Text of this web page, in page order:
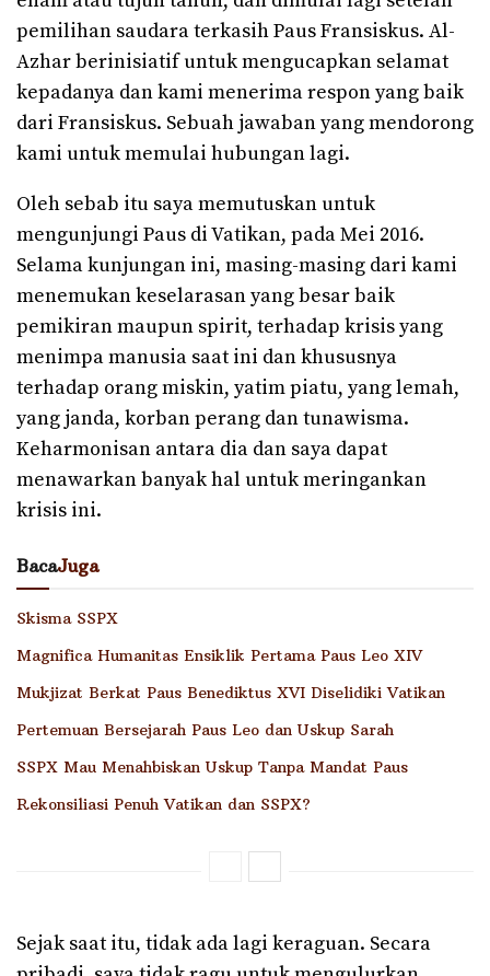
pemilihan saudara terkasih Paus Fransiskus. Al-
Azhar berinisiatif untuk mengucapkan selamat
kepadanya dan kami menerima respon yang baik
dari Fransiskus. Sebuah jawaban yang mendorong
kami untuk memulai hubungan lagi.
Oleh sebab itu saya memutuskan untuk
mengunjungi Paus di Vatikan, pada Mei 2016.
Selama kunjungan ini, masing-masing dari kami
menemukan keselarasan yang besar baik
pemikiran maupun spirit, terhadap krisis yang
menimpa manusia saat ini dan khususnya
terhadap orang miskin, yatim piatu, yang lemah,
yang janda, korban perang dan tunawisma.
Keharmonisan antara dia dan saya dapat
menawarkan banyak hal untuk meringankan
krisis ini.
BacaJuga
Skisma SSPX
Magnifica Humanitas Ensiklik Pertama Paus Leo XIV
Mukjizat Berkat Paus Benediktus XVI Diselidiki Vatikan
Pertemuan Bersejarah Paus Leo dan Uskup Sarah
SSPX Mau Menahbiskan Uskup Tanpa Mandat Paus
Rekonsiliasi Penuh Vatikan dan SSPX?
Sejak saat itu, tidak ada lagi keraguan. Secara